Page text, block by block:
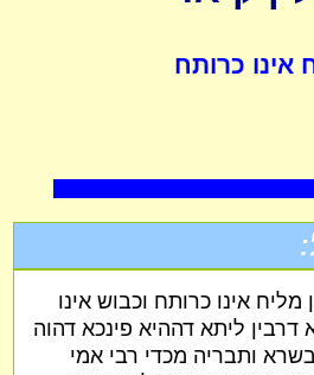
אינו כרותח
מליח אינו כרותח וכבוש אינו
ליתא דההיא פינכא דהוה
ותבריה מכדי רבי אמי